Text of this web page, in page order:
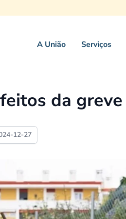
A União Serviços
da
12-27